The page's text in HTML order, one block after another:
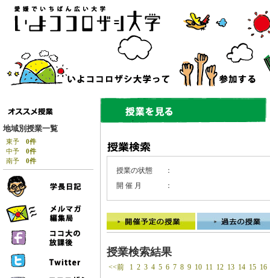
地域別授業一覧
東予 0件
中予 0件
南予 0件
授業の状態
：
開 催 月
：
授業検索結果
<<前 1 2 3 4 5 6 7 8 9 10 11 12 13 14 15 16